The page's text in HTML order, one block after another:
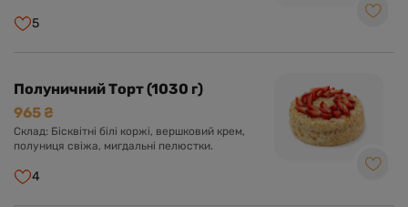
5
Полуничний Торт (1030 г)
965 ₴
Склад: Бісквітні білі коржі, вершковий крем,
полуниця свіжа, мигдальні пелюстки.
4